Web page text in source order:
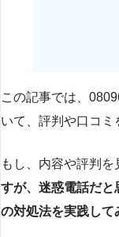
この記事では、
いて、評判や口コミ
もし、内容や評判を
すが、迷惑電話だと
の対処法を実践して